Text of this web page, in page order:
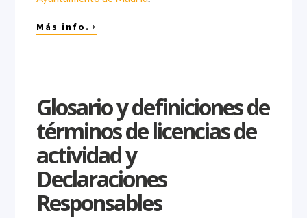
Más info. ›
Glosario y definiciones de
términos de licencias de
actividad y
Declaraciones
Responsables